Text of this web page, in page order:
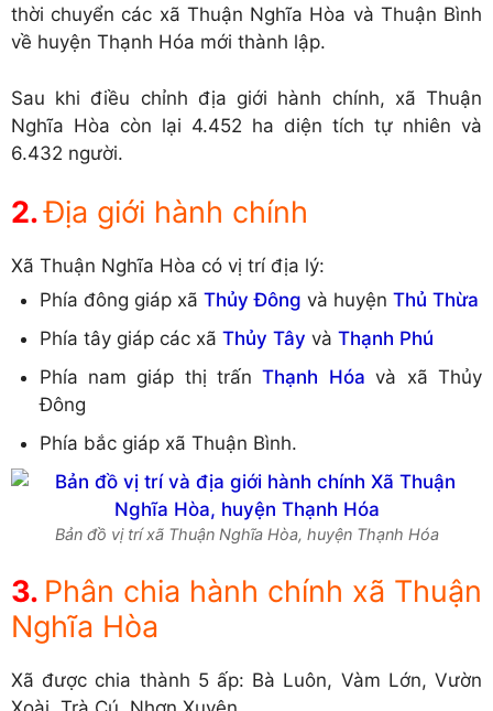
thời chuyển các xã Thuận Nghĩa Hòa và Thuận Bình
về huyện Thạnh Hóa mới thành lập.
Sau khi điều chỉnh địa giới hành chính, xã Thuận
Nghĩa Hòa còn lại 4.452 ha diện tích tự nhiên và
6.432 người.
Địa giới hành chính
Xã Thuận Nghĩa Hòa có vị trí địa lý:
Phía đông giáp xã Thủy Đông và huyện Thủ Thừa
Phía tây giáp các xã Thủy Tây và Thạnh Phú
Phía nam giáp thị trấnThạnh Hóa và xã Thủy
Đông
Phía bắc giáp xã Thuận Bình.
Bản đồ vị trí xã Thuận Nghĩa Hòa, huyện Thạnh Hóa
Phân chia hành chính xã Thuận
Nghĩa Hòa
Xã được chia thành 5 ấp: Bà Luôn, Vàm Lớn, Vườn